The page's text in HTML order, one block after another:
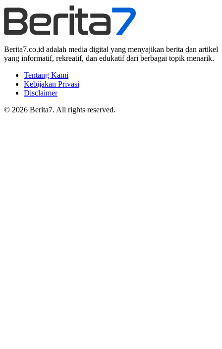
Berita7.co.id adalah media digital yang menyajikan berita dan artikel
yang informatif, rekreatif, dan edukatif dari berbagai topik menarik.
Tentang Kami
Kebijakan Privasi
Disclaimer
© 2026 Berita7. All rights reserved.